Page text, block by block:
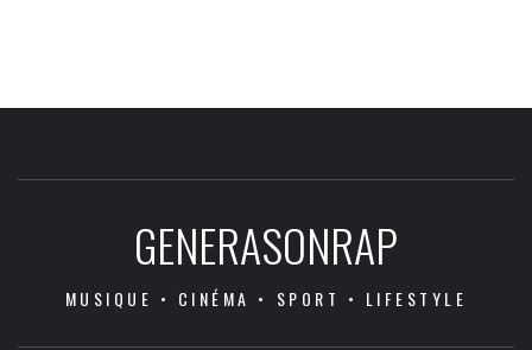
GENERASONRAP
MUSIQUE • CINÉMA • SPORT • LIFESTYLE